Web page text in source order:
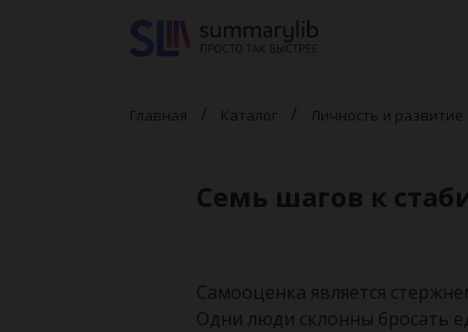
Главная Каталог Личность и развитие
Семь шагов к
Самооценка является
Одни люди склонны бросать